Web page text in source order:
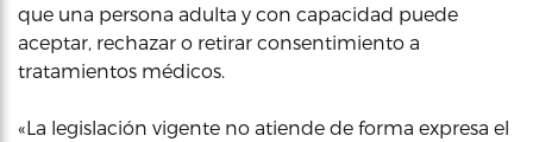
que una persona adulta y con capacidad puede
aceptar, rechazar o retirar consentimiento a
tratamientos médicos.
«La legislación vigente no atiende de forma expresa el